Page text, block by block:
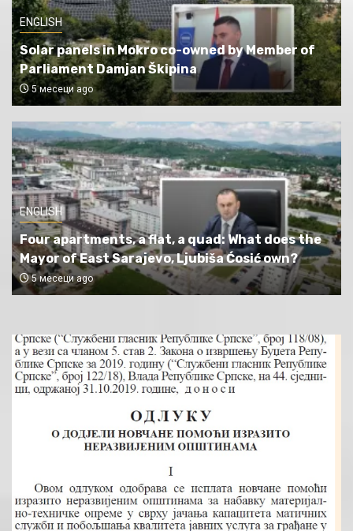
ENGLISH
Solar panels in Mokro co-owned by Member of
Parliament Damjan Škipina
5 месеци ago
ENGLISH
Four apartments, a flat, a quad: What does the
Mayor of East Sarajevo, Ljubiša Ćosić own?
5 месеци ago